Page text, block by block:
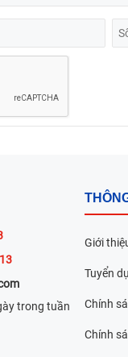
trong tuần
Giới
Tuyển
Chính
Chính